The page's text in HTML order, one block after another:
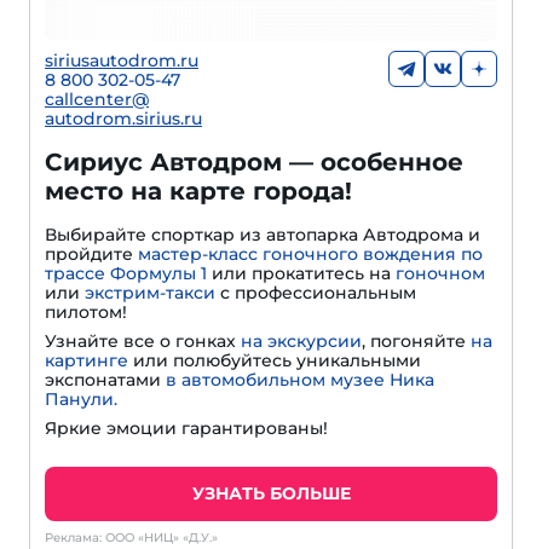
siriusautodrom.ru
8 800 302-05-47
callcenter@
autodrom.sirius.ru
Сириус Автодром — особенное
место на карте города!
Выбирайте спорткар из автопарка Автодрома и
пройдите мастер-класс гоночного вождения по
трассе Формулы 1 или прокатитесь на гоночном
или экстрим-такси с профессиональным
пилотом!
Узнайте все о гонках на экскурсии, погоняйте на
картинге или полюбуйтесь уникальными
экспонатами в автомобильном музее Ника
Панули.
Яркие эмоции гарантированы!
УЗНАТЬ БОЛЬШЕ
Реклама: ООО «НИЦ» «Д.У.»